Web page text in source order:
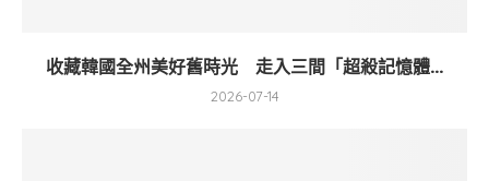
收藏韓國全州美好舊時光 走入三間「超殺記憶體...
2026-07-14